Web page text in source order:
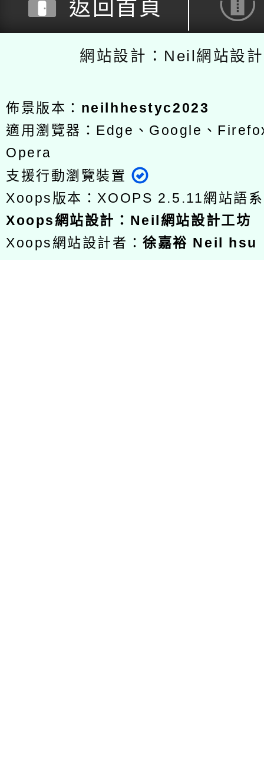
返回首頁
網站設計：Neil網站設
佈景版本： neilhhestyc2023
適用瀏覽器：Edge、Google、
Opera
支援行動瀏覽裝置
Xoops版本：XOOPS 2.5.11網站語
Xoops網站設計 ： Neil網站設計工坊
Xoops網站設計者：徐嘉裕 Neil hsu